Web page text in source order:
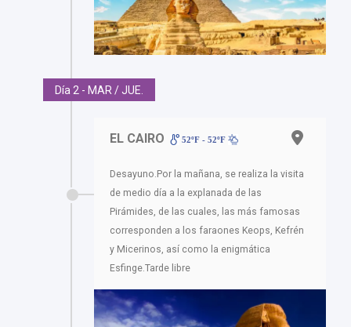
Día 2 - MAR / JUE.
EL CAIRO 52ºF - 52ºF
Desayuno.Por la mañana, se realiza la visita
de medio día a la explanada de las
Pirámides, de las cuales, las más famosas
corresponden a los faraones Keops, Kefrén
y Micerinos, así como la enigmática
Esfinge.Tarde libre